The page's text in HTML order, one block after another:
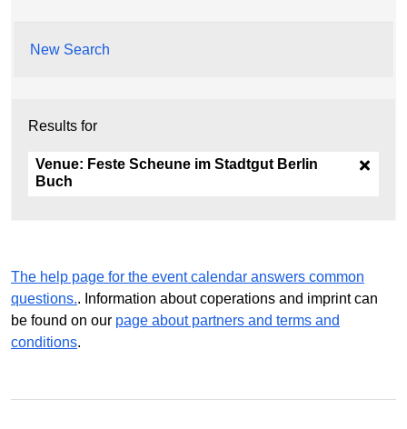
New Search
Results for
Venue: Feste Scheune im Stadtgut Berlin
Buch
The help page for the event calendar answers common
questions.. Information about coperations and imprint can
be found on our page about partners and terms and
conditions.